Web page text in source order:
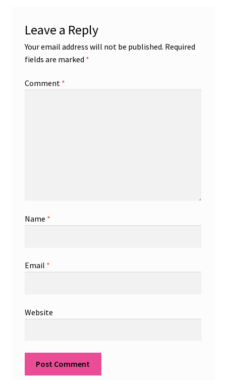
Leave a Reply
Your email address will not be published. Required
fields are marked *
Comment *
Name *
Email *
Website